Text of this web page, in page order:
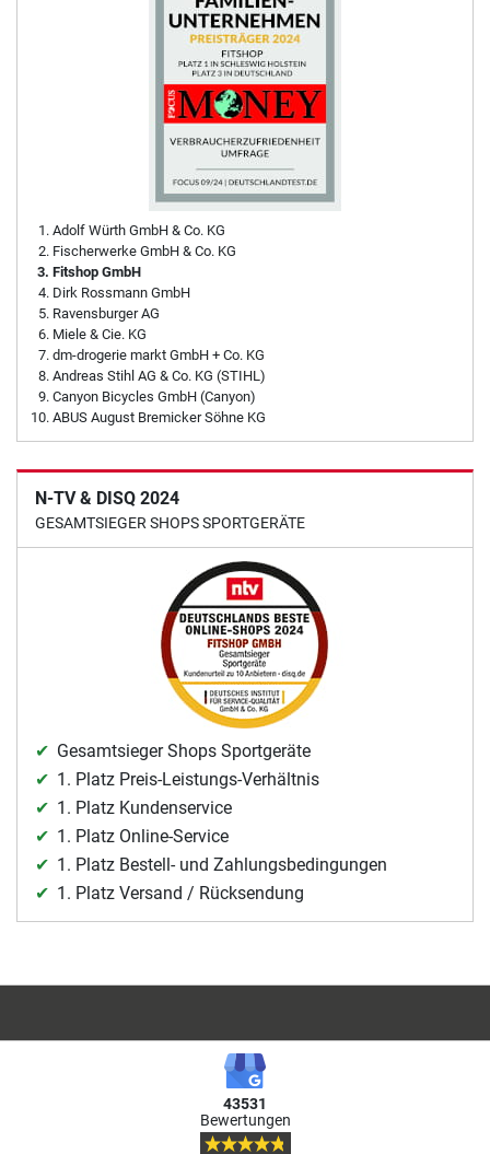
Adolf Würth GmbH & Co. KG
Fischerwerke GmbH & Co. KG
Fitshop GmbH
Dirk Rossmann GmbH
Ravensburger AG
Miele & Cie. KG
dm-drogerie markt GmbH + Co. KG
Andreas Stihl AG & Co. KG (STIHL)
Canyon Bicycles GmbH (Canyon)
ABUS August Bremicker Söhne KG
N-TV & DISQ 2024
GESAMTSIEGER SHOPS SPORTGERÄTE
Gesamtsieger Shops Sportgeräte
1. Platz Preis-Leistungs-Verhältnis
1. Platz Kundenservice
1. Platz Online-Service
1. Platz Bestell- und Zahlungsbedingungen
1. Platz Versand / Rücksendung
43531
Bewertungen